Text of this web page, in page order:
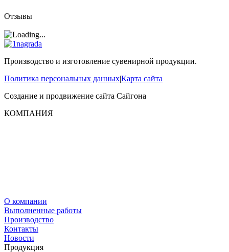
Отзывы
Производство и изготовление сувенирной продукции.
Политика персональных данных|Карта сайта
Создание и продвижение сайта Сайгона
КОМПАНИЯ
О компании
Выполненные работы
Производство
Контакты
Новости
Продукция